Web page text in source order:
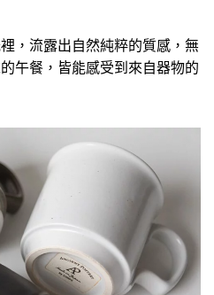
，流露出自然純粹的質感，無
午餐，皆能感受到來自器物的